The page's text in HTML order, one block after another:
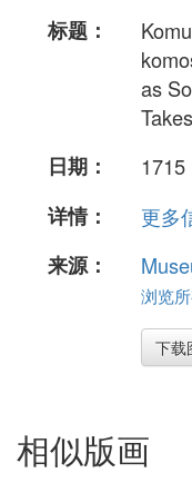
标题：
as
日期：
1715
详情：
更多
来源：
浏览
下载
相似版画